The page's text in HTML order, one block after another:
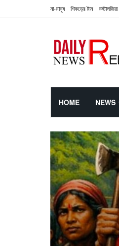
না-মানুষ শিকড়ের টান নস্টালজিয়া
HOME NEWS